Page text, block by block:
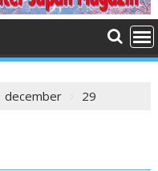
december 29